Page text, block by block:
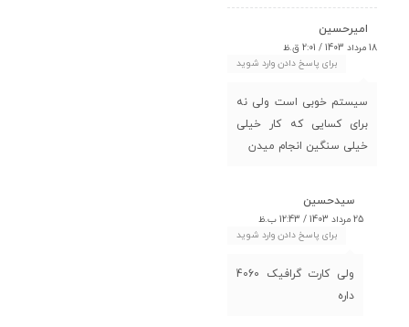
امیرحسین
18 مرداد 1403 / 2:01 ق.ظ
برای پاسخ دادن وارد شوید
سیستم خوبی است ولی نه
برای کسایی که کار خیلی
خیلی سنگین انجام میدن
سیدحسین
25 مرداد 1403 / 12:43 ب.ظ
برای پاسخ دادن وارد شوید
ولی کارت گرافیک 4060
داره